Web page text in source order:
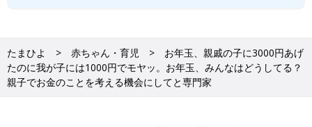
たまひよ 赤ちゃん・育児
お年玉、親戚の子に3000円あげ
たのに我が子には1000円でモヤッ。お年玉、みんなはどうしてる？
親子でお金のことを考える機会にしてと専門家